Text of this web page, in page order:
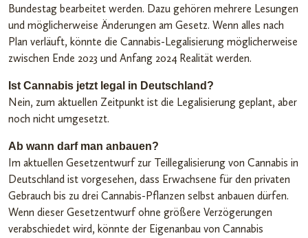
Bundestag bearbeitet werden. Dazu gehören mehrere Lesungen
und möglicherweise Änderungen am Gesetz. Wenn alles nach
Plan verläuft, könnte die Cannabis-Legalisierung möglicherweise
zwischen Ende 2023 und Anfang 2024 Realität werden.
Ist Cannabis jetzt legal in Deutschland?
Nein, zum aktuellen Zeitpunkt ist die Legalisierung geplant, aber
noch nicht umgesetzt.
Ab wann darf man anbauen?
Im aktuellen Gesetzentwurf zur Teillegalisierung von Cannabis in
Deutschland ist vorgesehen, dass Erwachsene für den privaten
Gebrauch bis zu drei Cannabis-Pflanzen selbst anbauen dürfen.
Wenn dieser Gesetzentwurf ohne größere Verzögerungen
verabschiedet wird, könnte der Eigenanbau von Cannabis